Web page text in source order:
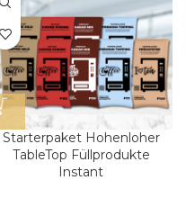
Starterpaket Hohenloher
TableTop Füllprodukte
Instant